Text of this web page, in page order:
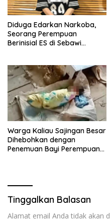
Diduga Edarkan Narkoba,
Seorang Perempuan
Berinisial ES di Sebawi
Warga Kaliau Sajingan Besar
Dihebohkan dengan
Penemuan Bayi Perempuan
Tinggalkan Balasan
Alamat email Anda tidak akan